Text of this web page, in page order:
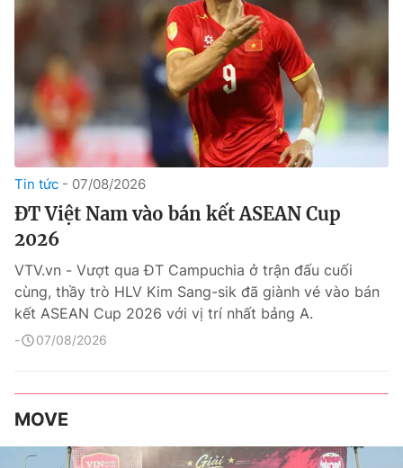
Tin tức 07/08/2026
ĐT Việt Nam vào bán kết ASEAN Cup
2026
VTV.vn - Vượt qua ĐT Campuchia ở trận đấu cuối
cùng, thầy trò HLV Kim Sang-sik đã giành vé vào bán
kết ASEAN Cup 2026 với vị trí nhất bảng A.
07/08/2026
MOVE